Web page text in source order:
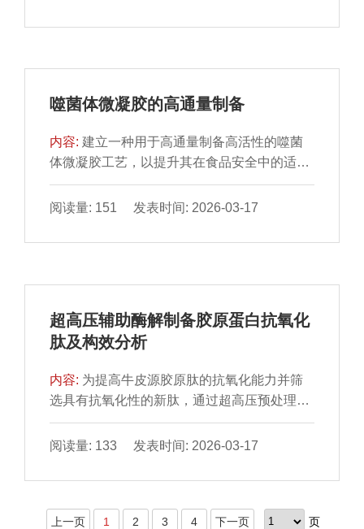
质地、口感和接受度间存在显著相关性。研究
并为鱼糜加工中的油脂应用策略提供了参考。
重和微商热重分析发现，荷载胶束的热降解峰
化趋势，其峰值位于313 K和pH 7.5。10 h紫
313 K和pH 7.5时荷载胶束中β-胡萝卜素降解
Weibull模型拟合发现，各温度和pH值条件下
β-胡萝卜素降解均符合Weibull模型机制，其降
着温度和pH值提高，荷载胶束清除1,1-二苯
切相关。结果说明，OSβG胶束能够增强β-胡
萝卜素稳定性、抗氧化活性及生物可及性，荷
载温度313 K和pH 7.5时效果最佳；这与温度
和pH值通过改变OSβG质子化水平和β-胡萝卜
素与OSβG之间的分子作用力，进而影响胶束
胶束在不同加工场景中的应用。
噬菌体微凝胶的高通量制备
内容:建立一种用于高通量制备高活性的噬菌
体微凝胶工艺，以提升其在食品安全中的适用
性。该方法采用聚苯乙烯蜂窝膜作为模板。通
过室温挥发，使聚苯乙烯溶液自组装形成蜂窝
状薄膜模板中进一步制造噬菌体微凝胶。结果
（29.6±3.42）×104 个噬菌体微凝胶，每个微
于游离噬菌体，噬菌体微凝胶在恒温下稳定存
活9 h后，其抗菌能力是游离噬菌体的
缓鸡蛋表面沙门氏菌的生长速度，保障鸡蛋的
品质。本研究制备的噬菌体微凝胶采用环境友
好的常温固化工艺，不仅完整保留了噬菌体颗
粒的天然抗菌活性，更借助微凝胶载体的生物
现跨领域技术突破。
阅读量: 151 发表时间: 2026-03-17
超高压辅助酶解制备胶原蛋白抗氧化
肽及构效分析
内容: 为提高牛皮源胶原肽的抗氧化能力并筛
选具有抗氧化性的新肽，通过超高压预处理结
合碱性蛋白酶制备抗氧化肽，并测定肽的抗氧
化能力、结构特性、分子质量分布及有效肽段
白相比，超高压预处理酶解提高了胶原肽的抗
基团，疏水性氨基酸含量增多；形态学分析显
阅读量: 133 发表时间: 2026-03-17
上一页 1 2 3 4 下一页 页